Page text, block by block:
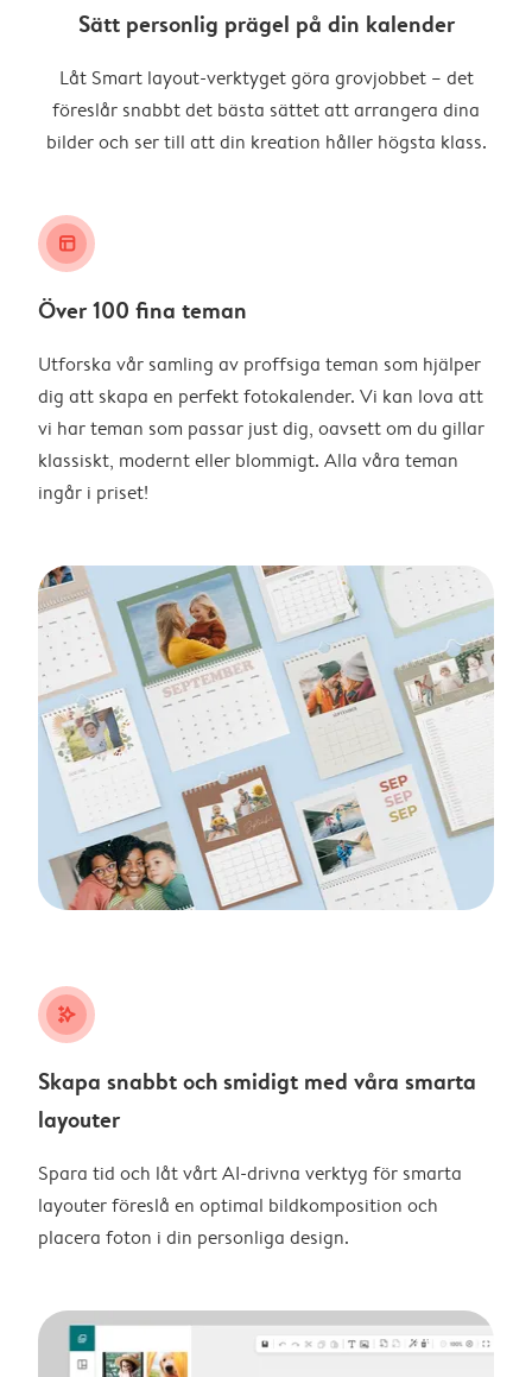
Sätt personlig prägel på din kalender
Låt Smart layout-verktyget göra grovjobbet – det
föreslår snabbt det bästa sättet att arrangera dina
bilder och ser till att din kreation håller högsta klass.
layout_alt
Över 100 fina teman
Utforska vår samling av proffsiga teman som hjälper
dig att skapa en perfekt fotokalender. Vi kan lova att
vi har teman som passar just dig, oavsett om du gillar
klassiskt, modernt eller blommigt. Alla våra teman
ingår i priset!
stars_plus
Skapa snabbt och smidigt med våra smarta
layouter
Spara tid och låt vårt AI-drivna verktyg för smarta
layouter föreslå en optimal bildkomposition och
placera foton i din personliga design.